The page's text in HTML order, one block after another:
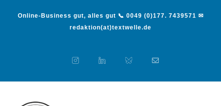
Online-Business gut, alles gut 📞 0049 (0)177. 7439571 ✉
redaktion(at)textwelle.de